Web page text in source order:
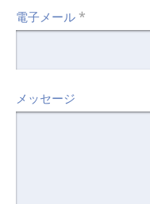
電子メール *
メッセージ